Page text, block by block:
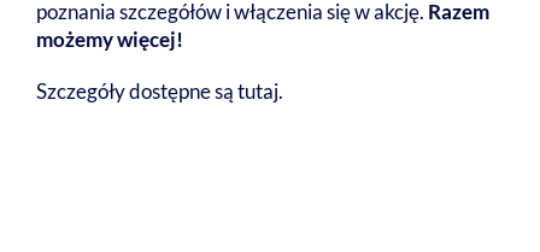
poznania szczegółów i włączenia się w akcję. Razem
możemy więcej!
Szczegóły dostępne sątutaj.